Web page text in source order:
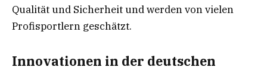
Qualität und Sicherheit und werden von vielen
Profisportlern geschätzt.
Innovationen in der deutschen